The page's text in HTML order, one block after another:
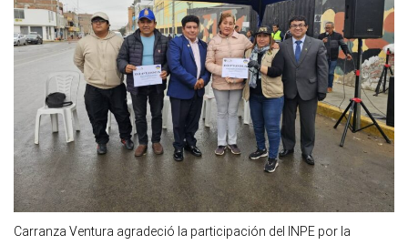
Carranza Ventura agradeció la participación del INPE por la